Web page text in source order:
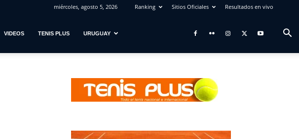
miércoles, agosto 5, 2026 Ranking Sitios Oficiales Resultados en vivo
VIDEOS TENIS PLUS URUGUAY